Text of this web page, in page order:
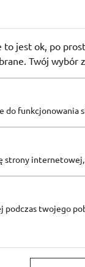
Z
to jest ok, po
Twój wybór
do funkcjonowania
podczas twojego